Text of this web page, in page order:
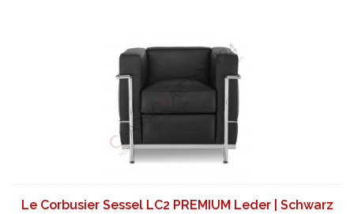
Le Corbusier Sessel LC2 PREMIUM Leder | Schwarz